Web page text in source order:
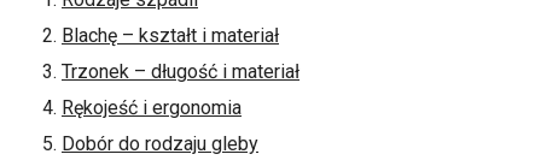
Blachę – kształt i materiał
Trzonek – długość i materiał
Rękojeść i ergonomia
Dobór do rodzaju gleby